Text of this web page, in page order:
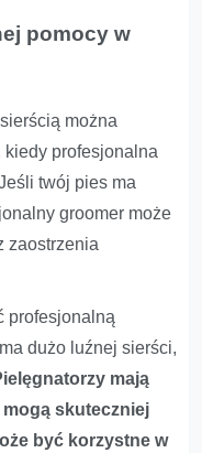
pomocy w
można
profesjonalna
twój pies ma
groomer może
zaostrzenia
profesjonalną
dużo luźnej sierści,
mają
skuteczniej
być korzystne w